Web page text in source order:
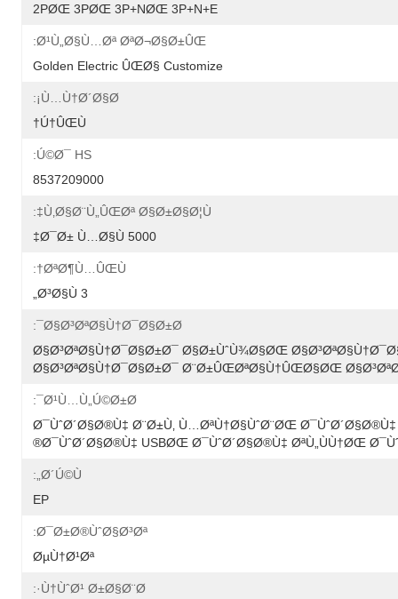
2PØŒ 3PØŒ 3P+NØŒ 3P+N+E
Ø¹Ù„Ø§Ù…Øª ØªØ¬Ø§Ø±ÛŒ:
Golden Electric ÛŒØ§ Customize
Ù…Ù†Ø´Ø§Ø¡:
Ú†ÛŒÙ†
Ú©Ø¯ HS:
8537209000
Ù‚Ø§Ø¨Ù„ÛŒØª Ø§Ø±Ø§Ø¦Ù‡:
5000 Ø¯Ø± Ù…Ø§Ù‡
ØªØ¶Ù…ÛŒÙ†:
3 Ø³Ø§Ù„
Ø§Ø³ØªØ§Ù†Ø¯Ø§Ø±Ø¯:
Ø§Ø³ØªØ§Ù†Ø¯Ø§Ø±Ø¯ Ø§Ø±ÙˆÙ¾Ø§ØŒ
Ø§Ø³ØªØ§Ù†Ø¯Ø§Ø±Ø¯ Ø¨Ø±ÛŒØªØ§Ù†ÛŒØ§ØŒ
Ø¹Ù…Ù„Ú©Ø±Ø¯:
Ø¯ÙˆØ´Ø§Ø®Ù‡ Ø¨Ø±Ù‚ Ù…ØªÙ†Ø§ÙˆØ¨ØŒ
Ø¯ÙˆØ´Ø§Ø®Ù‡ USBØŒ Ø¯ÙˆØ´Ø§Ø®Ù‡ ØªÙ„ÙÙ†ØŒ
Ø´Ú©Ù„:
EP
Ø¯Ø±Ø®ÙˆØ§Ø³Øª:
ØµÙ†Ø¹Øª
Ù†ÙˆØ¹ Ø±Ø§Ø¨Ø·: